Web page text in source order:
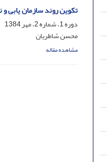
تکوین روند سازمان
دوره 1، شماره 2، مهر 1384
محسن شاطریان
مشاهده مقاله